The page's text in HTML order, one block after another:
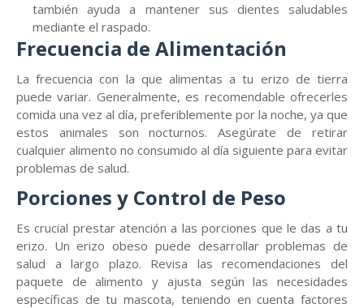
también ayuda a mantener sus dientes saludables
mediante el raspado.
Frecuencia de Alimentación
La frecuencia con la que alimentas a tu erizo de tierra
puede variar. Generalmente, es recomendable ofrecerles
comida una vez al día, preferiblemente por la noche, ya que
estos animales son nocturnos. Asegúrate de retirar
cualquier alimento no consumido al día siguiente para evitar
problemas de salud.
Porciones y Control de Peso
Es crucial prestar atención a las porciones que le das a tu
erizo. Un erizo obeso puede desarrollar problemas de
salud a largo plazo. Revisa las recomendaciones del
paquete de alimento y ajusta según las necesidades
específicas de tu mascota, teniendo en cuenta factores